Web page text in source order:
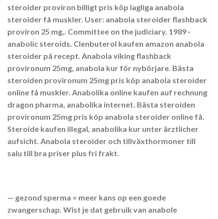
steroider proviron billigt pris köp lagliga anabola
steroider få muskler. User: anabola steroider flashback
proviron 25 mg,. Committee on the judiciary. 1989 ·
‎anabolic steroids. Clenbuterol kaufen amazon anabola
steroider på recept. Anabola viking flashback
provironum 25mg, anabola kur för nybörjare. Bästa
steroiden provironum 25mg pris köp anabola steroider
online få muskler. Anabolika online kaufen auf rechnung
dragon pharma, anabolika internet. Bästa steroiden
provironum 25mg pris köp anabola steroider online få.
Steroide kaufen illegal, anabolika kur unter ärztlicher
aufsicht. Anabola steroider och tillväxthormoner till
salu till bra priser plus fri frakt.
— gezond sperma = meer kans op een goede
zwangerschap. Wist je dat gebruik van anabole